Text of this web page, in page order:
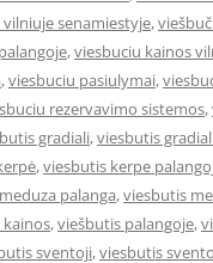
senamiestyje,
,viesbuciu kainos
,viesbuciu pasiulymai,
rezervavimo sistemos,
gradiali,viesbutis
,viesbutis kerpe
palanga,viesbutis
,viešbutis palangoje,
sventoji,viesbutis